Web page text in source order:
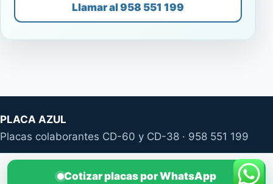
Llamar al 958 551 199
PLACA AZUL
Placas colaborantes CD-60 y CD-38 · 958 551 199
Cotizar placas por WhatsApp